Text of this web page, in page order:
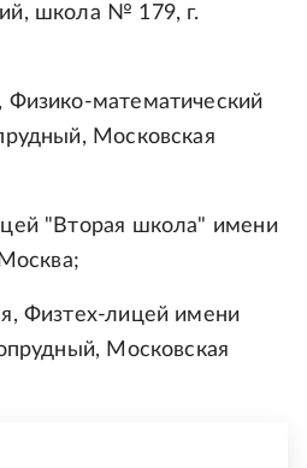
школа № 179, г.
математический
Московская
"Вторая школа" имени
Физтех-лицей имени
Московская